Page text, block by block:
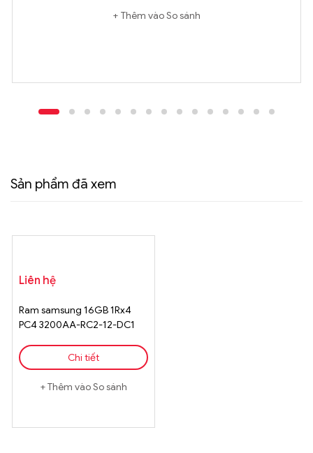
Thêm vào So sánh
Sản phẩm đã xem
Liên hệ
Ram samsung 16GB 1Rx4
PC4 3200AA-RC2-12-DC1
Chi tiết
Thêm vào So sánh